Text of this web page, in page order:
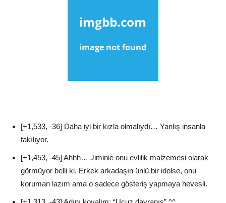
[+1,533, -36] Daha iyi bir kızla olmalıydı… Yanlış insanla
takılıyor.
[+1,453, -45] Ahhh… Jiminie onu evlilik malzemesi olarak
görmüyor belli ki. Erkek arkadaşın ünlü bir idolse, onu
koruman lazım ama o sadece gösteriş yapmaya hevesli.